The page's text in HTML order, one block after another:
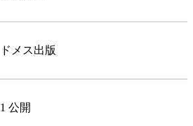
ドメス出版
1 公開